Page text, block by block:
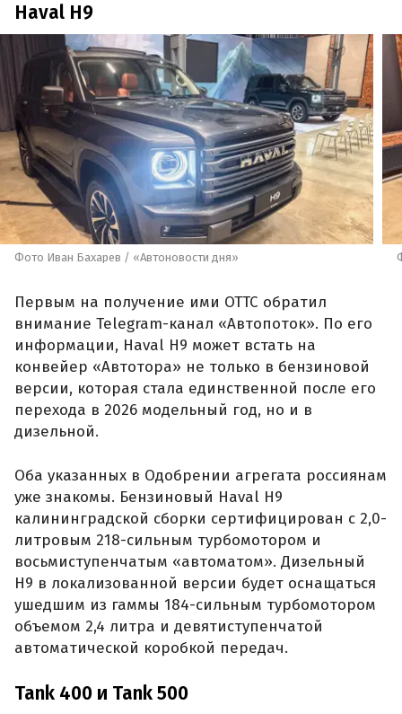
Haval H9
Фото Иван Бахарев / «Автоновости дня»
Первым на получение ими ОТТС обратил
внимание Telegram-канал «Автопоток». По его
информации, Haval H9 может встать на
конвейер «Автотора» не только в бензиновой
версии, которая стала единственной после его
перехода в 2026 модельный год, но и в
дизельной.
Оба указанных в Одобрении агрегата россиянам
уже знакомы. Бензиновый Haval H9
калининградской сборки сертифицирован с 2,0-
литровым 218-сильным турбомотором и
восьмиступенчатым «автоматом». Дизельный
H9 в локализованной версии будет оснащаться
ушедшим из гаммы 184-сильным турбомотором
объемом 2,4 литра и девятиступенчатой
автоматической коробкой передач.
Tank 400 и Tank 500